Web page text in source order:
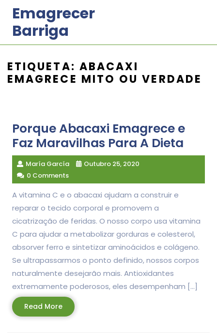
content
Emagrecer
Barriga
ETIQUETA: ABACAXI
EMAGRECE MITO OU VERDADE
Porque Abacaxi Emagrece e
Faz Maravilhas Para A Dieta
María García
Outubro 25, 2020
0 Comments
A vitamina C e o abacaxi ajudam a construir e
reparar o tecido corporal e promovem a
cicatrização de feridas. O nosso corpo usa vitamina
C para ajudar a metabolizar gorduras e colesterol,
absorver ferro e sintetizar aminoácidos e colágeno.
Se ultrapassarmos o ponto definido, nossos corpos
naturalmente desejarão mais. Antioxidantes
extremamente poderosos, eles desempenham […]
Read MoreRead
More